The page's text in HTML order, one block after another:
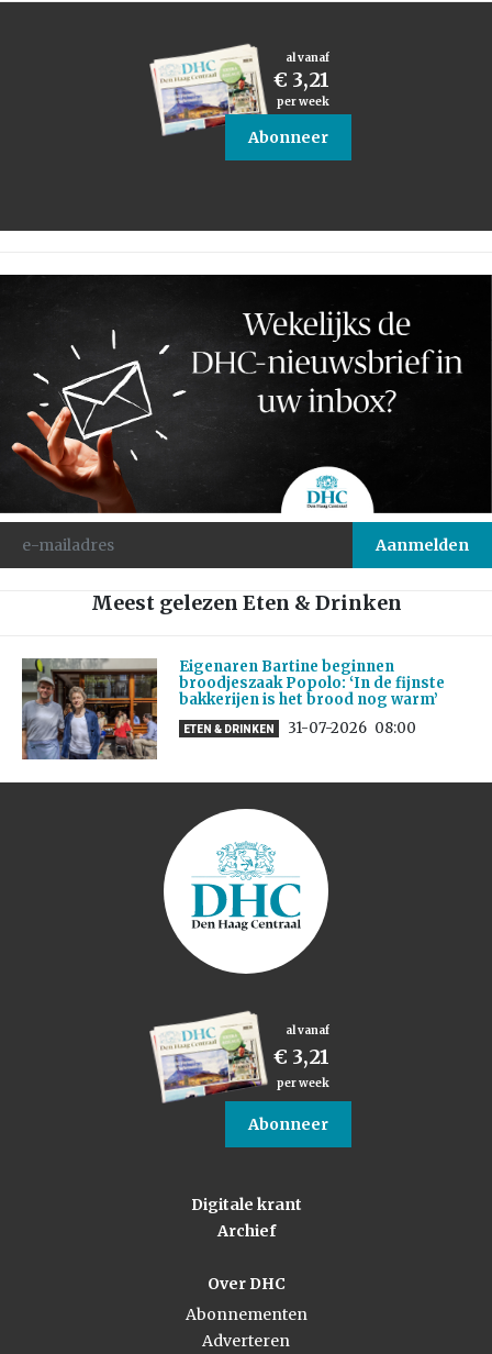
al vanaf
€ 3,21
per week
Abonneer
Meest gelezen Eten & Drinken
Eigenaren Bartine beginnen
broodjeszaak Popolo: ‘In de fijnste
bakkerijen is het brood nog warm’
ETEN & DRINKEN 31-07-2026 08:00
al vanaf
€ 3,21
per week
Abonneer
Digitale krant
Archief
Over DHC
Abonnementen
Adverteren